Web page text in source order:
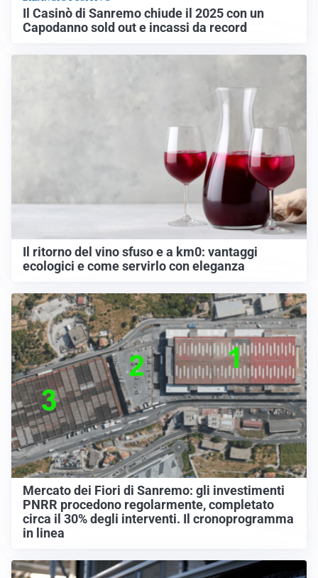
Il Casinò di Sanremo chiude il 2025 con un
Capodanno sold out e incassi da record
Il ritorno del vino sfuso e a km0: vantaggi
ecologici e come servirlo con eleganza
Mercato dei Fiori di Sanremo: gli investimenti
PNRR procedono regolarmente, completato
circa il 30% degli interventi. Il cronoprogramma
in linea